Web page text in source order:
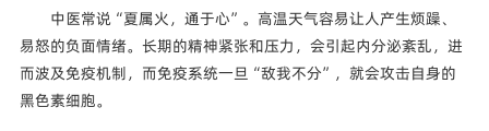
中医常说“夏属火，通于心”。高温天气容易让人产生烦躁、
易怒的负面情绪。长期的精神紧张和压力，会引起内分泌紊乱，进
而波及免疫机制，而免疫系统一旦“敌我不分”，就会攻击自身的
黑色素细胞。